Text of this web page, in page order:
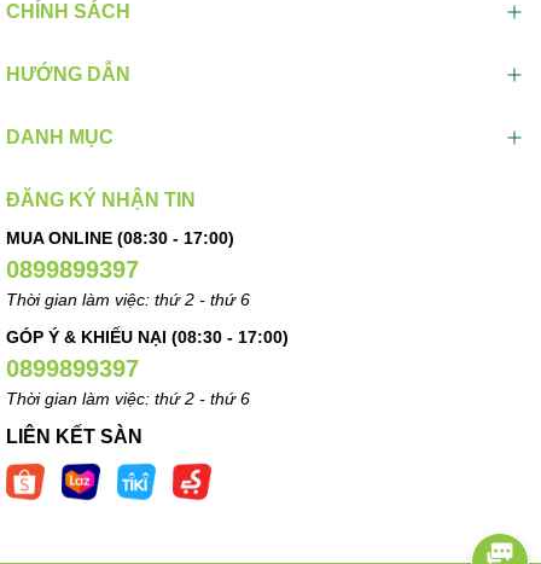
CHÍNH SÁCH
HƯỚNG DẪN
DANH MỤC
ĐĂNG KÝ NHẬN TIN
MUA ONLINE (08:30 - 17:00)
0899899397
Thời gian làm việc: thứ 2 - thứ 6
GÓP Ý & KHIẾU NẠI (08:30 - 17:00)
0899899397
Thời gian làm việc: thứ 2 - thứ 6
LIÊN KẾT SÀN